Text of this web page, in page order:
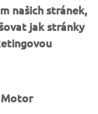
of YBR125
and it is this
back up
- that has
that has
past 10 years.
našich stránek,
jak stránky
Motor